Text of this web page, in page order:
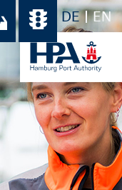
DE EN
Ihr Download-